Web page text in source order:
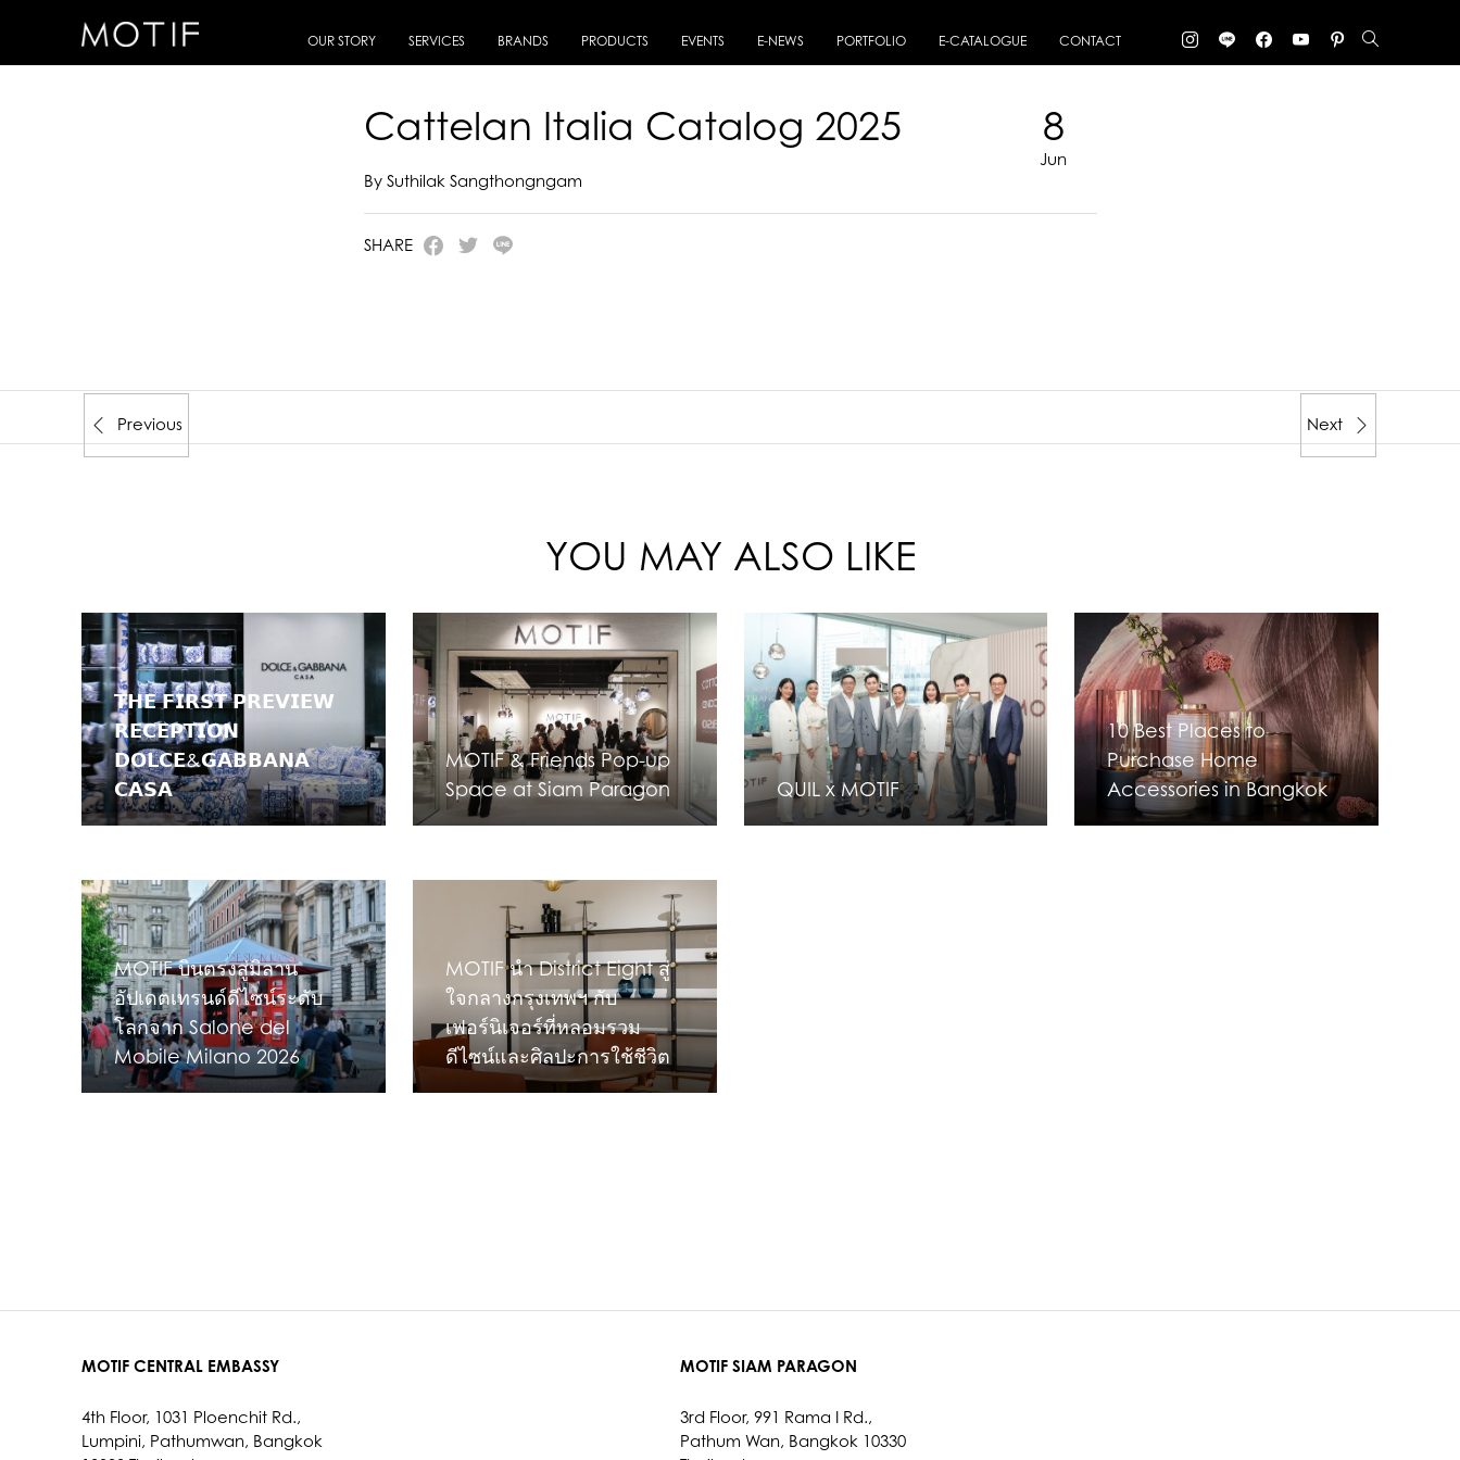
OUR STORY SERVICES BRANDS PRODUCTS EVENTS E-NEWS PORTFOLIO E-CATALOGUE CONTACT
Cattelan Italia Catalog 2025 8
Jun
By Suthilak Sangthongngam
SHARE
Previous Next
YOU MAY ALSO LIKE
𝗧𝗛𝗘 𝗙𝗜𝗥𝗦𝗧 𝗣𝗥𝗘𝗩𝗜𝗘𝗪
𝗥𝗘𝗖𝗘𝗣𝗧𝗜𝗢𝗡
𝗗𝗢𝗟𝗖𝗘&𝗚𝗔𝗕𝗕𝗔𝗡𝗔
𝗖𝗔𝗦𝗔
MOTIF & Friends Pop-up
Space at Siam Paragon
QUIL x MOTIF
10 Best Places to
Purchase Home
Accessories in Bangkok
MOTIF บินตรงสู่มิลาน
อัปเดตเทรนด์ดีไซน์ระดับ
โลกจาก Salone del
Mobile Milano 2026
MOTIF นำ District Eight สู่
ใจกลางกรุงเทพฯ กับ
เฟอร์นิเจอร์ที่หลอมรวม
ดีไซน์และศิลปะการใช้ชีวิต
MOTIF CENTRAL EMBASSY
4th Floor, 1031 Ploenchit Rd.,
Lumpini, Pathumwan, Bangkok
MOTIF SIAM PARAGON
3rd Floor, 991 Rama I Rd.,
Pathum Wan, Bangkok 10330